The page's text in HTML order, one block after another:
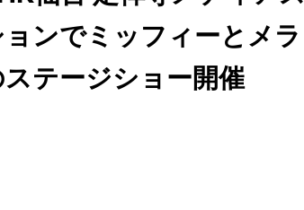
ンでミッフィーとメラ
テージショー開催